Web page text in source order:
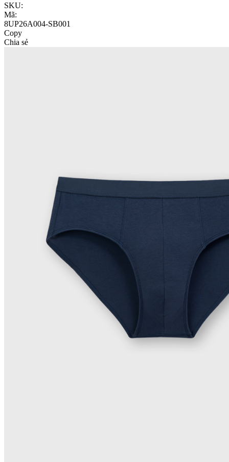
SKU:
Mã:
8UP26A004-SB001
Copy
Chia sẻ